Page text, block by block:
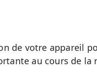
de votre appareil
au cours de la